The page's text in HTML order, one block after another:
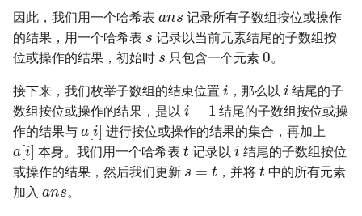
28. 对称的二叉树
29. 顺时针打印矩阵
30. 包含 min 函数的栈
31. 栈的压入、弹出序列
32.1. 从上到下打印二叉树
点
24. 反转链表
25. 链表中的两数相加
26. 重排链表
27. 回文链表
4.4. 检查平衡性
4.6. 后继者
4.8. 首个共同祖先
4.9. 二叉搜索树序列
因此，我们用一个哈希表
记录所有子数组按位或操作
的结果，用一个哈希表
s
记录以当前元素结尾的子数组按
位或操作的结果，初始时
s
只包含一个元素
0
。
接下来，我们枚举子数组的结束位置 ，那么以
结尾的子
数组按位或操作的结果，是以
i−1
结尾的子数组按位或操
作的结果与
a[i]
进行按位或操作的结果的集合，再加上
a[i]
本身。我们用一个哈希表
t
记录以
i
结尾的子数组按位
或操作的结果，然后我们更新
s=t
，并将
t
中的所有元素
加入
ans
。